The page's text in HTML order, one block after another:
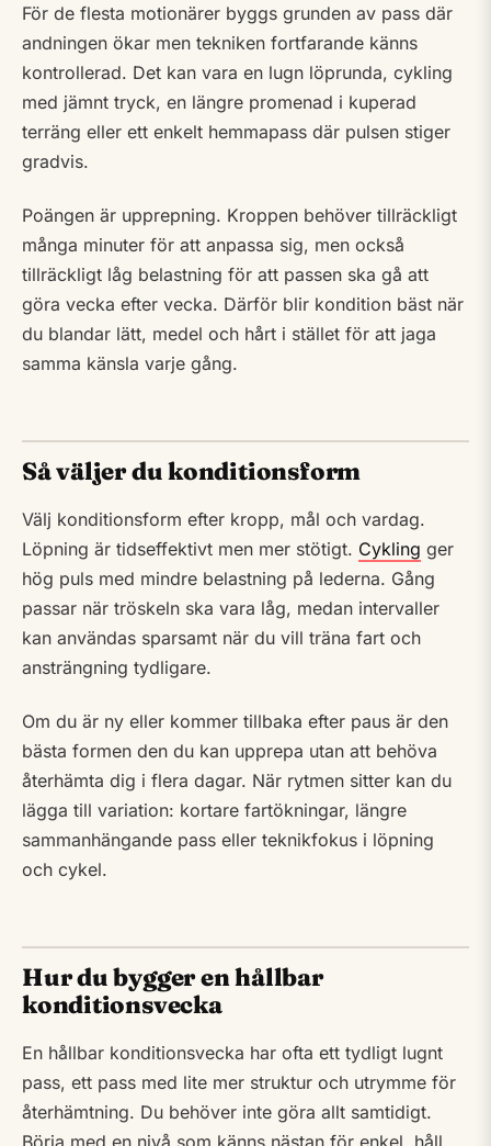
För de flesta motionärer byggs grunden av pass där
andningen ökar men tekniken fortfarande känns
kontrollerad. Det kan vara en lugn löprunda, cykling
med jämnt tryck, en längre promenad i kuperad
terräng eller ett enkelt hemmapass där pulsen stiger
gradvis.
Poängen är upprepning. Kroppen behöver tillräckligt
många minuter för att anpassa sig, men också
tillräckligt låg belastning för att passen ska gå att
göra vecka efter vecka. Därför blir kondition bäst när
du blandar lätt, medel och hårt i stället för att jaga
samma känsla varje gång.
Så väljer du konditionsform
Välj konditionsform efter kropp, mål och vardag.
Löpning är tidseffektivt men mer stötigt. Cykling ger
hög puls med mindre belastning på lederna. Gång
passar när tröskeln ska vara låg, medan intervaller
kan användas sparsamt när du vill träna fart och
ansträngning tydligare.
Om du är ny eller kommer tillbaka efter paus är den
bästa formen den du kan upprepa utan att behöva
återhämta dig i flera dagar. När rytmen sitter kan du
lägga till variation: kortare fartökningar, längre
sammanhängande pass eller teknikfokus i löpning
och cykel.
Hur du bygger en hållbar
konditionsvecka
En hållbar konditionsvecka har ofta ett tydligt lugnt
pass, ett pass med lite mer struktur och utrymme för
återhämtning. Du behöver inte göra allt samtidigt.
Börja med en nivå som känns nästan för enkel, håll